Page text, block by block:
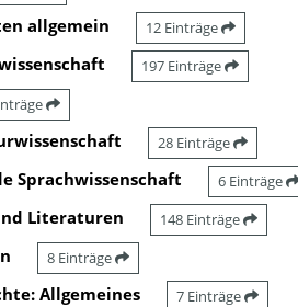
allgemein 12 Einträge
197 Einträge
28 Einträge
Sprachwissenschaft 6 Einträge
Literaturen 148 Einträge
8 Einträge
Allgemeines 7 Einträge